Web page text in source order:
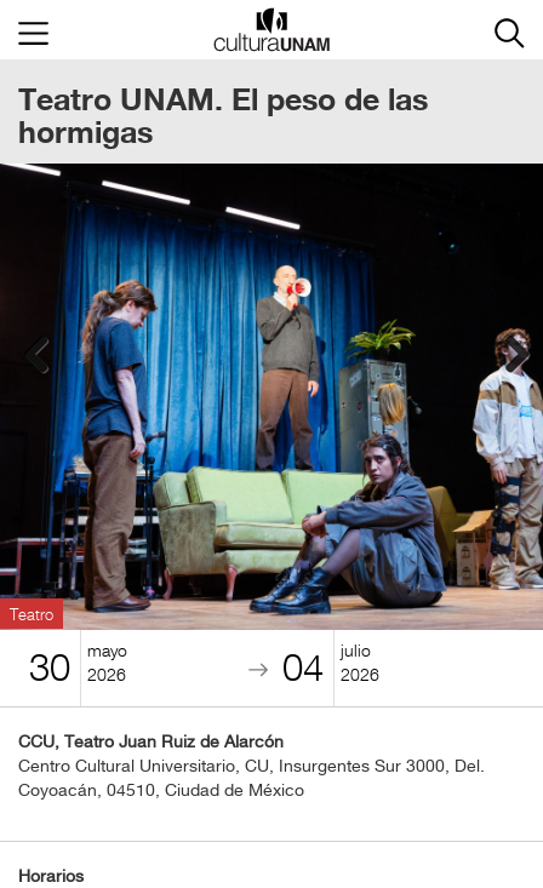
CulturaUNAM
ACTIVIDADES
CULTURALES
CONVOCATORIAS
SALA
DE
PRENSA
RECINTOS
DOCUMENTOS
BOLETOS
Guía
Mensual
Teatro UNAM. El peso de las
hormigas
Previous Next
Teatro
30
mayo
2026
04
julio
2026
CCU, Teatro Juan Ruiz de Alarcón
Centro Cultural Universitario, CU, Insurgentes Sur 3000, Del.
Coyoacán, 04510, Ciudad de México
Horarios
×